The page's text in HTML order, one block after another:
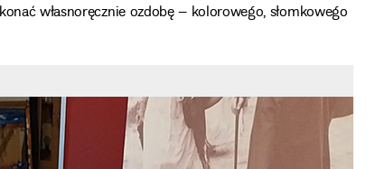
własnoręcznie ozdobę – kolorowego, słomkowego